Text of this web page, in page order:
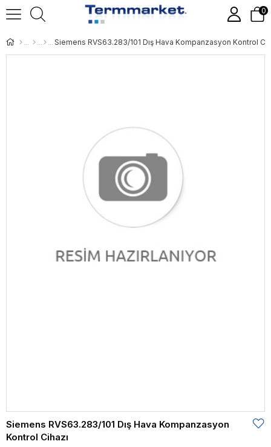
0
Siemens RVS63.283/101 Dış Hava Kompanzasyon Kontrol
Siemens RVS63.283/101 Dış Hava Kompanzasyon
Kontrol Cihazı